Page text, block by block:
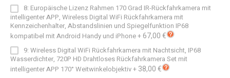
8: Europäische Lizenz Rahmen 170 Grad IR-Rückfahrkamera mit
intelligenter APP, Wireless Digital WiFi Rückfahrkamera mit
Kennzeichenhalter, Abstandslinien und Spiegelfunktion IP68
kompatibel mit Android Handy und iPhone+67,00 €
9: Wireless Digital WiFi Rückfahrkamera mit Nachtsicht, IP68
Wasserdichter, 720P HD Drahtloses Rückfahrkamera Set mit
intelligenter APP 170° Weitwinkelobjektiv+ 38,00 €